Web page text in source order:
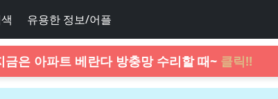
유용한 정보/어플
금은 아파트 베란다 방충망 수리할 때~ 클릭!!